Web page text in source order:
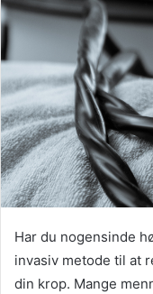
Har du nogensinde
invasiv metode til at
din krop. Mange